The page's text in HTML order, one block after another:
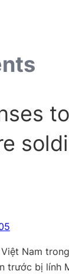
to
Nam
trước bị lính